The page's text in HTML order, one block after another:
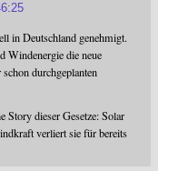
in Deutschland genehmigt.
Windenergie die neue
durchgeplanten
dieser Gesetze: Solar
verliert sie für bereits